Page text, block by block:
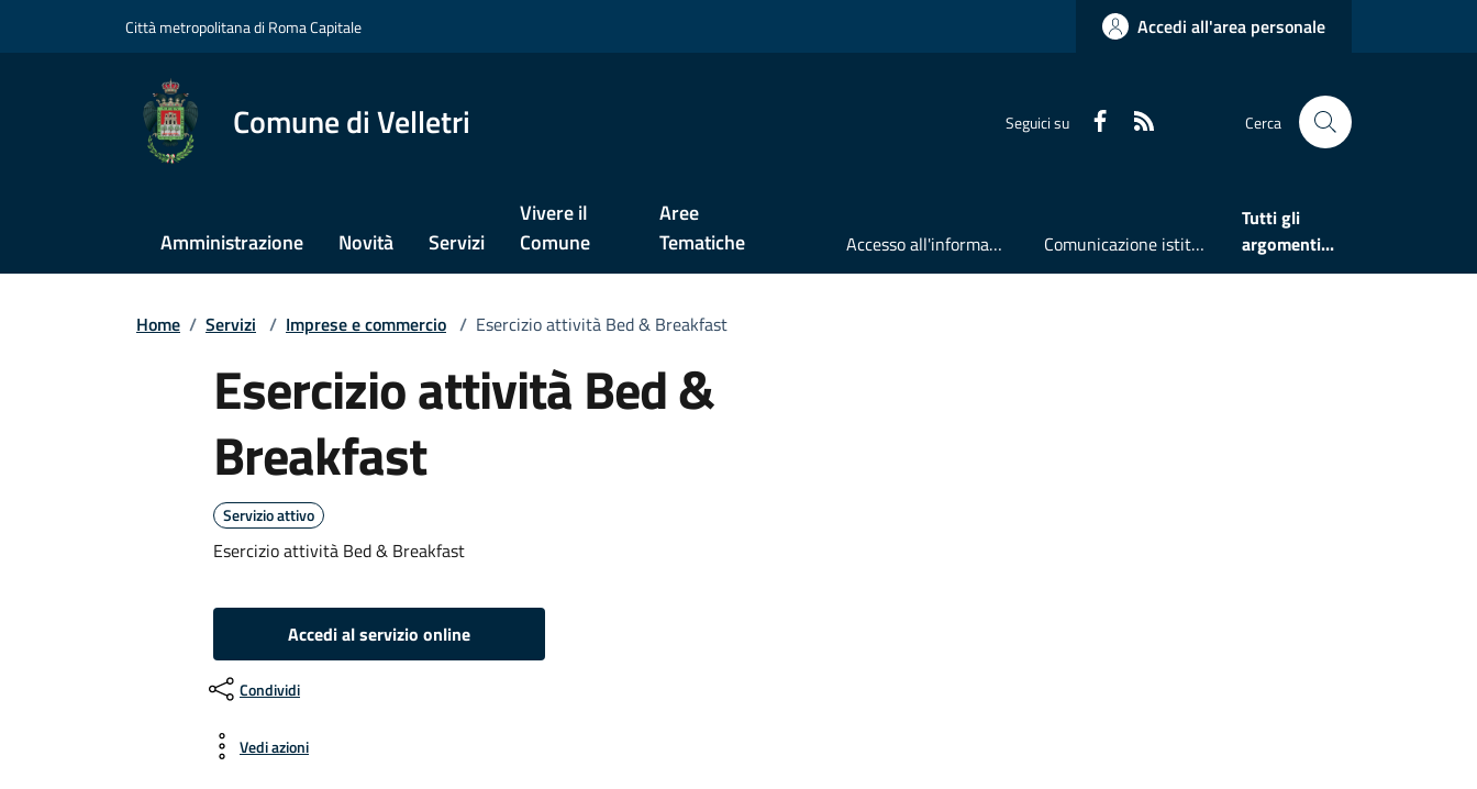
Città metropolitana di Roma Capitale Accedi all'area personale
Comune di Velletri Seguici su Faceboook Cerca
Amministrazione Novità Servizi
Vivere il
Comune
Aree
Tematiche
Accesso all'informazione Comunicazione istituzionale
Tutti gli
argomenti...
Home / Servizi / Imprese e commercio / Esercizio attività Bed & Breakfast
Esercizio attività Bed &
Breakfast
Servizio attivo
Esercizio attività Bed & Breakfast
Accedi al servizio online
Condividi
Vedi azioni